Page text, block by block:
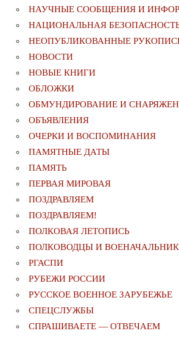
НАУЧНЫЕ СООБЩЕНИЯ И
НАЦИОНАЛЬНАЯ
НЕОПУБЛИКОВАННЫЕ
НОВОСТИ
НОВЫЕ КНИГИ
ОБЛОЖКИ
ОБМУНДИРОВАНИЕ И
ОБЪЯВЛЕНИЯ
ОЧЕРКИ И ВОСПОМИНАНИЯ
ПАМЯТНЫЕ ДАТЫ
ПАМЯТЬ
ПЕРВАЯ МИРОВАЯ
ПОЗДРАВЛЯЕМ
ПОЗДРАВЛЯЕМ!
ПОЛКОВАЯ ЛЕТОПИСЬ
ПОЛКОВОДЦЫ И
РГАСПИ
РУБЕЖИ РОССИИ
РУССКОЕ ВОЕННОЕ ЗАРУБЕЖЬЕ
СПЕЦСЛУЖБЫ
СПРАШИВАЕТЕ — ОТВЕЧАЕМ